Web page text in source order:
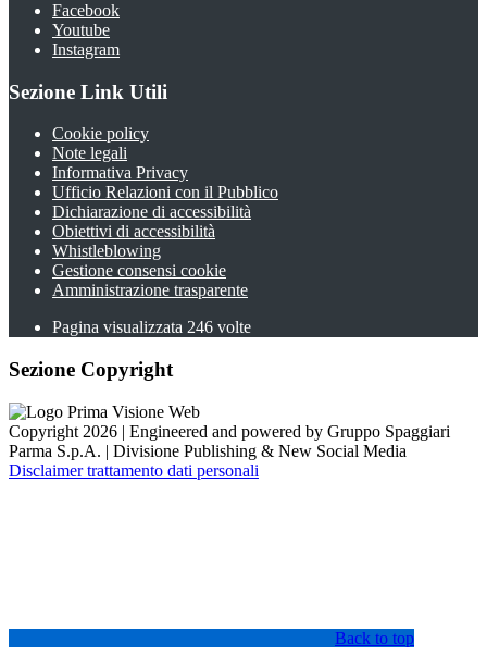
Facebook
Youtube
Instagram
Sezione Link Utili
Cookie policy
Note legali
Informativa Privacy
Ufficio Relazioni con il Pubblico
Dichiarazione di accessibilità
Obiettivi di accessibilità
Whistleblowing
Gestione consensi cookie
Amministrazione trasparente
Pagina visualizzata 246 volte
Sezione Copyright
Copyright 2026 | Engineered and powered by Gruppo Spaggiari
Parma S.p.A. | Divisione Publishing & New Social Media
Disclaimer trattamento dati personali
Back to top